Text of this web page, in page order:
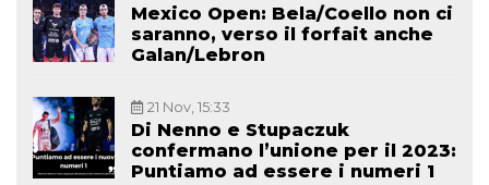
Mexico Open: Bela/Coello non ci
saranno, verso il forfait anche
Galan/Lebron
21 Nov, 15:33
Di Nenno e Stupaczuk
confermano l’unione per il 2023:
Puntiamo ad essere i numeri 1